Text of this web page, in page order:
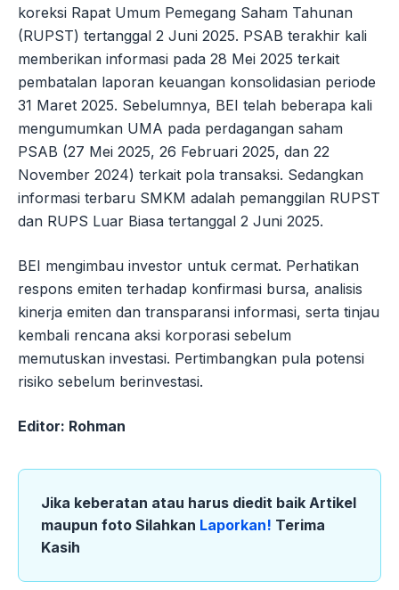
koreksi Rapat Umum Pemegang Saham Tahunan
(RUPST) tertanggal 2 Juni 2025. PSAB terakhir kali
memberikan informasi pada 28 Mei 2025 terkait
pembatalan laporan keuangan konsolidasian periode
31 Maret 2025. Sebelumnya, BEI telah beberapa kali
mengumumkan UMA pada perdagangan saham
PSAB (27 Mei 2025, 26 Februari 2025, dan 22
November 2024) terkait pola transaksi. Sedangkan
informasi terbaru SMKM adalah pemanggilan RUPST
dan RUPS Luar Biasa tertanggal 2 Juni 2025.
BEI mengimbau investor untuk cermat. Perhatikan
respons emiten terhadap konfirmasi bursa, analisis
kinerja emiten dan transparansi informasi, serta tinjau
kembali rencana aksi korporasi sebelum
memutuskan investasi. Pertimbangkan pula potensi
risiko sebelum berinvestasi.
Editor: Rohman
Jika keberatan atau harus diedit baik Artikel
maupun foto Silahkan Laporkan! Terima
Kasih